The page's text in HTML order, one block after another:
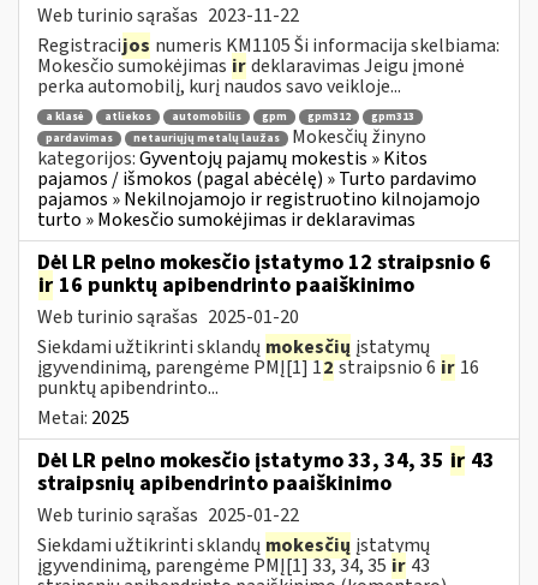
Web turinio sąrašas 2023-11-22
Registracijos numeris KM1105 Ši informacija skelbiama:
Mokesčio sumokėjimas irdeklaravimas Jeigu įmonė
perka automobilį, kurį naudos savo veikloje...
a klasė atliekos automobilis gpm gpm312
gpm313
pardavimas
netauriųjų metalų laužas
Mokesčių žinyno
kategorijos:Gyventojų pajamų mokestis » Kitos
pajamos / išmokos (pagal abėcėlę) » Turto pardavimo
pajamos » Nekilnojamojo ir registruotino kilnojamojo
turto » Mokesčio sumokėjimas ir deklaravimas
Dėl LR pelno mokesčio įstatymo 12 straipsnio 6
ir 16 punktų apibendrinto paaiškinimo
Web turinio sąrašas 2025-01-20
Siekdami užtikrinti sklandų mokesčių įstatymų
įgyvendinimą, parengėme PMĮ[1] 12straipsnio 6 ir 16
punktų apibendrinto...
Metai: 2025
Dėl LR pelno mokesčio įstatymo 33, 34, 35 ir 43
straipsnių apibendrinto paaiškinimo
Web turinio sąrašas 2025-01-22
Siekdami užtikrinti sklandų mokesčių įstatymų
įgyvendinimą, parengėme PMĮ[1] 33, 34, 35 ir 43